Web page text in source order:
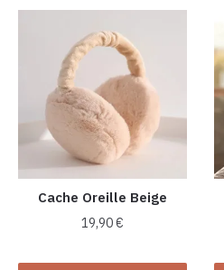
Cache Oreille Beige
19,90€